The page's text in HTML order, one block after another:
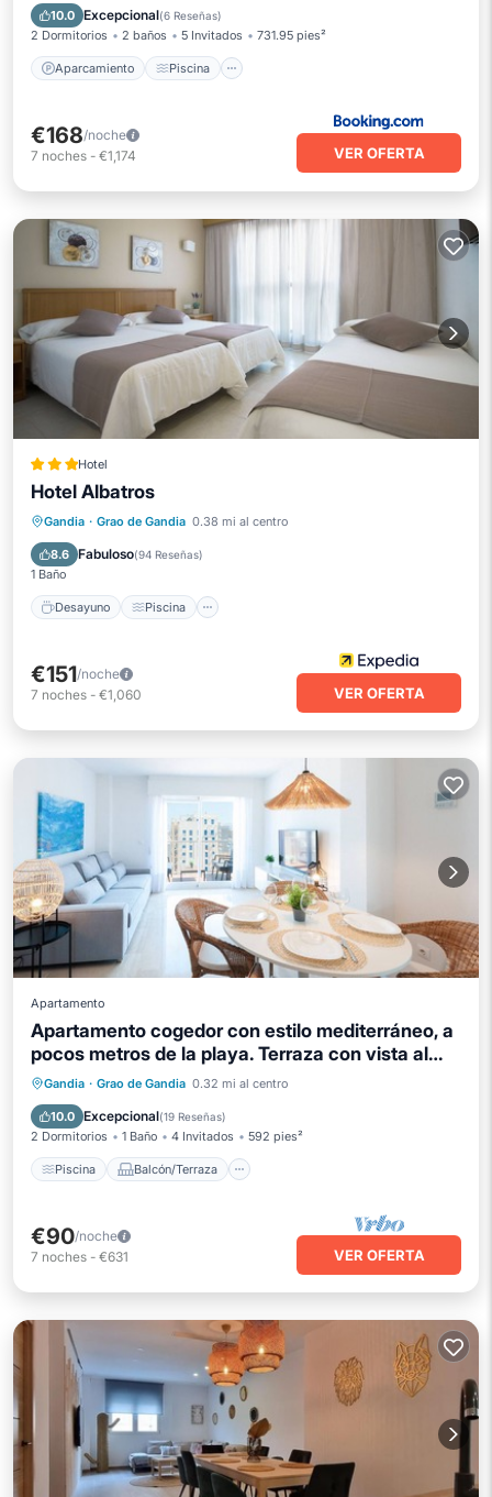
10.0 Excepcional(6 Reseñas)
2 Dormitorios 2 baños 5 Invitados 731.95 pies²
Aparcamiento Piscina
Balcón/Terraza
€168/noche
7 noches - €1,174 VER OFERTA
Hotel
Hotel Albatros
Gandia · Grao de Gandia 0.38 mi al centro
8.6 Fabuloso(94 Reseñas)
1 Baño
Desayuno Piscina
Desayuno Piscina
Aire acondicionado
€151/noche
7 noches - €1,060 VER OFERTA
Apartamento
Apartamento cogedor con estilo mediterráneo, a
pocos metros de la playa. Terraza con vista al
mar.-ALQUILER SOLO FAMILIAS
Gandia · Grao de Gandia 0.32 mi al centro
10.0 Excepcional(19 Reseñas)
2 Dormitorios 1 Baño 4 Invitados 592 pies²
Piscina Balcón/Terraza
Piscina Balcón/Terraza
Aire acondicionado
€90/noche
7 noches - €631 VER OFERTA